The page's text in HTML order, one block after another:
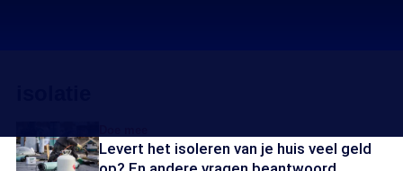
Levert het isoleren van je huis veel geld